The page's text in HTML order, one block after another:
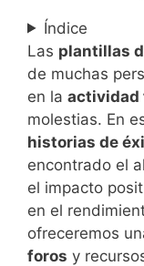
Índice
Las plantillas
de muchas
en la actividad
molestias. En
historias de
encontrado el
el impacto
en el
ofreceremos
foros y